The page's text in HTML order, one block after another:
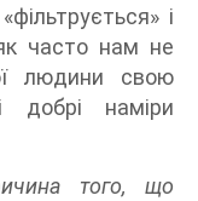
і
часто нам не
людини свою
наміри
того, що